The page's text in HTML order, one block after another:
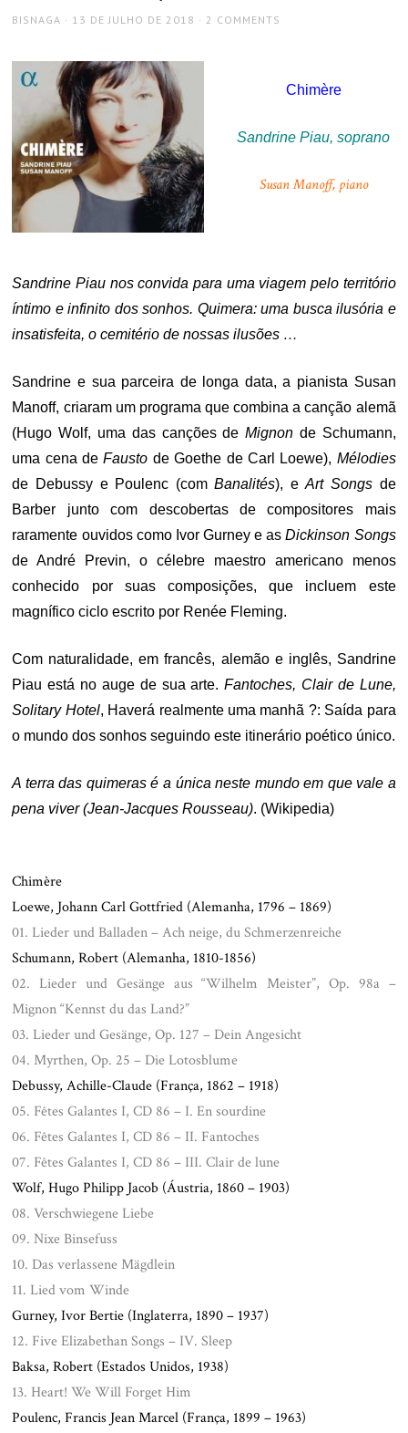
AUTHOR
BISNAGA
POSTED
13 DE JULHO DE 2018 2 COMMENTS
Chimère
Sandrine Piau, soprano
Susan Manoff, piano
Sandrine Piau nos convida para uma viagem pelo território
íntimo e infinito dos sonhos. Quimera: uma busca ilusória e
insatisfeita, o cemitério de nossas ilusões …
Sandrine e sua parceira de longa data, a pianista Susan
Manoff, criaram um programa que combina a canção alemã
(Hugo Wolf, uma das canções deMignon de Schumann,
uma cena deFausto de Goethe de Carl Loewe), Mélodies
de Debussy e Poulenc (comBanalités), eArt Songs de
Barber junto com descobertas de compositores mais
raramente ouvidos como Ivor Gurney e asDickinson Songs
de André Previn, o célebre maestro americano menos
conhecido por suas composições, que incluem este
magnífico ciclo escrito por Renée Fleming.
Com naturalidade, em francês, alemão e inglês, Sandrine
Piau está no auge de sua arte.Fantoches, Clair de Lune,
Solitary Hotel, Haverá realmente uma manhã ?: Saída para
o mundo dos sonhos seguindo este itinerário poético único.
A terra das quimeras é a única neste mundo em que vale a
pena viver (Jean-Jacques Rousseau). (Wikipedia)
Chimère
Loewe, Johann Carl Gottfried (Alemanha, 1796 – 1869)
01. Lieder und Balladen – Ach neige, du Schmerzenreiche
Schumann, Robert (Alemanha, 1810-1856)
02. Lieder und Gesänge aus “Wilhelm Meister”, Op. 98a –
Mignon “Kennst du das Land?”
03. Lieder und Gesänge, Op. 127 – Dein Angesicht
04. Myrthen, Op. 25 – Die Lotosblume
Debussy, Achille-Claude (França, 1862 – 1918)
05. Fêtes Galantes I, CD 86 – I. En sourdine
06. Fêtes Galantes I, CD 86 – II. Fantoches
07. Fêtes Galantes I, CD 86 – III. Clair de lune
Wolf, Hugo Philipp Jacob (Áustria, 1860 – 1903)
08. Verschwiegene Liebe
09. Nixe Binsefuss
10. Das verlassene Mägdlein
11. Lied vom Winde
Gurney, Ivor Bertie (Inglaterra, 1890 – 1937)
12. Five Elizabethan Songs – IV. Sleep
Baksa, Robert (Estados Unidos, 1938)
13. Heart! We Will Forget Him
Poulenc, Francis Jean Marcel (França, 1899 – 1963)